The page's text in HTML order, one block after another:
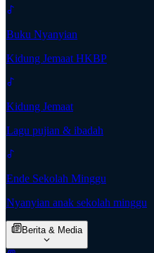
Buku Nyanyian
Kidung Jemaat HKBP
Kidung Jemaat
Lagu pujian & ibadah
Ende Sekolah Minggu
Nyanyian anak sekolah minggu
Berita & Media